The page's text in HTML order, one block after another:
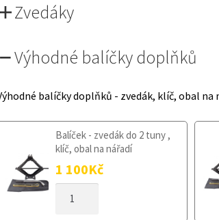
Zvedáky
Výhodné balíčky doplňků
balíčky doplňků - zvedák, klíč, obal
Balíček - zvedák do 2 tuny ,
klíč, obal na nářadí
1 100Kč
KOLO